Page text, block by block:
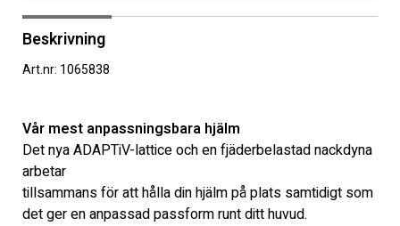
Beskrivning
Art.nr: 1065838
Vår mest anpassningsbara hjälm
Det nya ADAPTiV-lattice och en fjäderbelastad nackdyna
arbetar
tillsammans för att hålla din hjälm på plats samtidigt som
det ger en anpassad passform runt ditt huvud.